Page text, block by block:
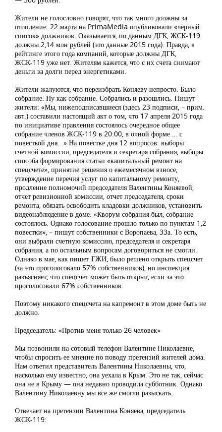
Жители не голословно говорят, что так много должны за
отопление. 22 марта на PrimaMedia опубликовали «черный
список» должников. Оказывается, по данным ДГК, ЖСК-119
должны 2,14 млн рублей (это данные 2015 года). Правда, в
рейтинге этого года компаний, которые должны ДГК,
ЖСК-119 уже нет. Жителям кажется, что с их счета снимают
деньги за долги перед энергетиками.
Жители жалуются, что переизбрать Коняеву непросто. Было
собрание. Ну как собрание. Собрались и разошлись. Пишут
жители: «Мы, нижеподписавшиеся (здесь 23 подписи, – прим.
авт.) составили настоящий акт о том, что 17 апреля 2015 года
по инициативе правления состоялось очередное общее
собрание членов ЖСК-119 в 20:00, в очной форме … с
повесткой дня...» На повестке дня 12 вопросов: выборы
счетной комиссии, председателя и секретаря собрания, выборы
способа формирования статьи «капитальный ремонт на
спецсчете», принятие решения о ежемесячном взносе,
утверждение перечня услуг по капитальному ремонту,
продление полномочий председателя Валентины Коняевой,
отчет ревизионной комиссии, отчет председателя, сроки
ремонта, обязать освободить кладовки должников, установить
видеонаблюдение в доме. «Кворум собрания был, собрание
состоялось. Однако голосование прошло только по пунктам 1,2
повестки», – пишут собственники с Воропаева, 33а. То есть,
они выбрали счетную комиссию, председателя и секретаря
собрания, а по остальным вопросам договориться не смогли.
Однако в мае, как пишет ГЖИ, было решено открыть спецсчет
(за это проголосовало 57% собственников), но инспекция
разъясняет, что спецсчет может быть открыт, если за это
проголосовали 67% собственников.
Поэтому никакого спецсчета на капремонт в этом доме быть не
должно.
Председатель: «Против меня только 26 человек»
Мы позвонили на сотовый телефон Валентине Николаевне,
чтобы спросить ее мнение по поводу претензий жителей дома.
Нам ответил представитель Валентины Николаевны, что,
насколько ему известно, она уехала в Крым. Это не так, сейчас
она не в Крыму — она недавно проводила субботник. Однако
Валентину Николаевну мы все же смогли разыскать.
Отвечает на претензии Валентина Коняева, председатель
ЖСК-119: